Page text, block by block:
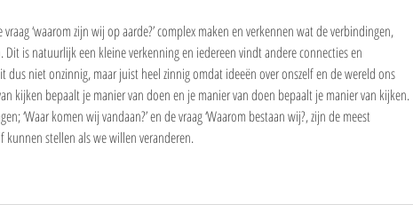
‘waarom zijn wij op aarde?’ complex maken en verkennen wat de verbindingen,
is natuurlijk een kleine verkenning en iedereen vindt andere connecties en
dus niet onzinnig, maar juist heel zinnig omdat ideeën over onszelf en de wereld ons
kijken bepaalt je manier van doen en je manier van doen bepaalt je manier van kijken.
‘Waar komen wij vandaan?’ en de vraag ‘Waarom bestaan wij?, zijn de meest
kunnen stellen als we willen veranderen.